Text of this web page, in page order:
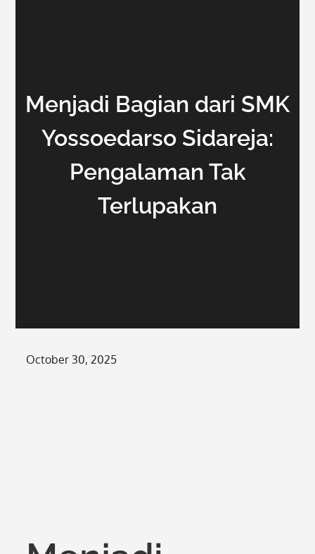
Menjadi Bagian dari SMK
Yossoedarso Sidareja:
Pengalaman Tak
Terlupakan
Posted
October 30, 2025